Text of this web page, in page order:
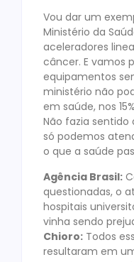
Vou dar um
Ministério da
aceleradores
câncer. E vamos
equipamentos
ministério não
em saúde, nos
Não fazia sentido
só podemos
o que a saúde
Agência Brasil:
questionadas, o
hospitais
vinha sendo
Chioro: Todos
resultaram em